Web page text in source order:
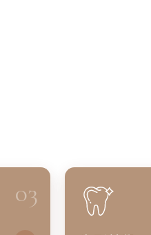
03